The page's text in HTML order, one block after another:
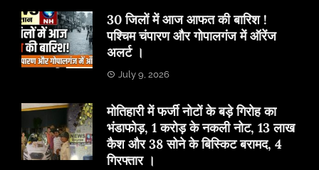
30 जिलों में आज आफत की बारिश !
पश्चिम चंपारण और गोपालगंज में ऑरेंज
अलर्ट ।
July 9, 2026
मोतिहारी में फर्जी नोटों के बड़े गिरोह का
भंडाफोड़, 1 करोड़ के नकली नोट, 13 लाख
कैश और 38 सोने के बिस्किट बरामद, 4
गिरफ्तार ।